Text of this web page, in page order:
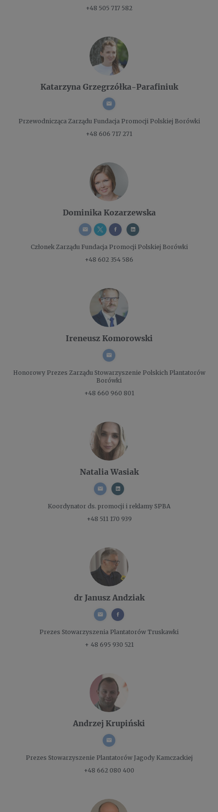
+48 505 717 582
Katarzyna Grzegrzółka-Parafiniuk
Przewodnicząca Zarządu Fundacja Promocji Polskiej Borówki
+48 606 717 271
Dominika Kozarzewska
Członek Zarządu Fundacja Promocji Polskiej Borówki
+48 602 354 586
Ireneusz Komorowski
Honorowy Prezes Zarządu Stowarzyszenie Polskich Plantatorów
Borówki
+48 660 960 801
Natalia Wasiak
Koordynator ds. promocji i reklamy SPBA
+48 511 170 939
dr Janusz Andziak
Prezes Stowarzyszenia Plantatorów Truskawki
+ 48 695 930 521
Andrzej Krupiński
Prezes Stowarzyszenie Plantatorów Jagody Kamczackiej
+48 662 080 400